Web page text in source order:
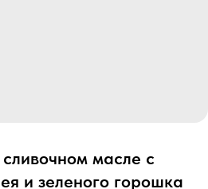
масле с
и зеленого горошка